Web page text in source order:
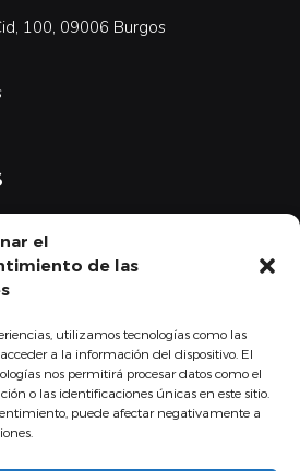
el
de las
utilizamos tecnologías como las
a la información del dispositivo. El
nos permitirá procesar datos como el
o las identificaciones únicas en este sitio.
puede afectar negativamente a
100, 09006 Burgos
y el COMBU
privacidad